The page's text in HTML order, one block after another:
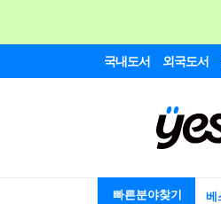
국내도서 외국도서
빠른분야찾기 베